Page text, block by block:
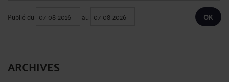
Publié du au
ARCHIVES